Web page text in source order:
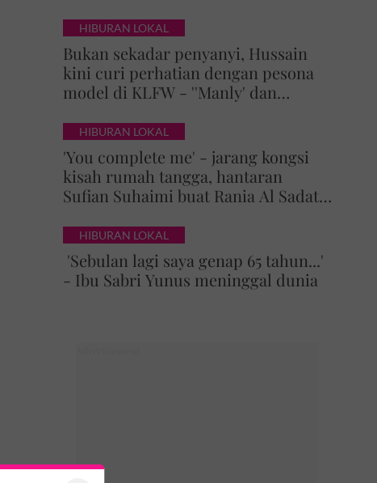
HIBURAN LOKAL
Bukan sekadar penyanyi, Hussain
kini curi perhatian dengan pesona
model di KLFW - ''Manly' dan
HIBURAN LOKAL
'You complete me' - jarang kongsi
kisah rumah tangga, hantaran
Sufian Suhaimi buat Rania Al Sadat
HIBURAN LOKAL
'Sebulan lagi saya genap 65 tahun...'
- Ibu Sabri Yunus meninggal dunia